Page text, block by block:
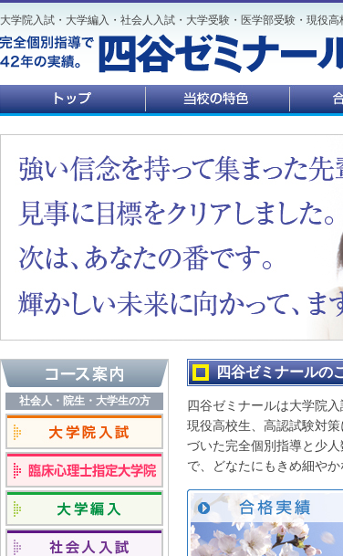
大学院入試・大学編入・社会人入試・大学受験・医学部受験・現役高
社会人・院生・大学生の方
四谷ゼミナールの
四谷ゼミナールは大学院
現役高校生、高認試験対
づいた完全個別指導と少
で、どなたにもきめ細やか